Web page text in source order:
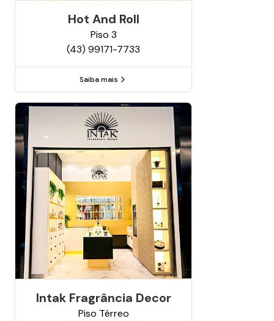
Hot And Roll
Piso 3
(43) 99171-7733
Saiba mais
Intak Fragrância Decor
Piso Térreo